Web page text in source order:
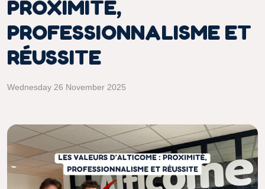
PROXIMITÉ,
PROFESSIONNALISME ET
RÉUSSITE
Wednesday 26 November 2025